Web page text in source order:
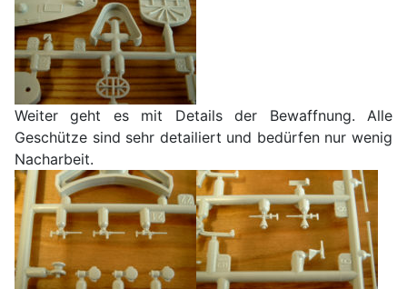
Weiter geht es mit Details der Bewaffnung. Alle
Geschütze sind sehr detailiert und bedürfen nur wenig
Nacharbeit.